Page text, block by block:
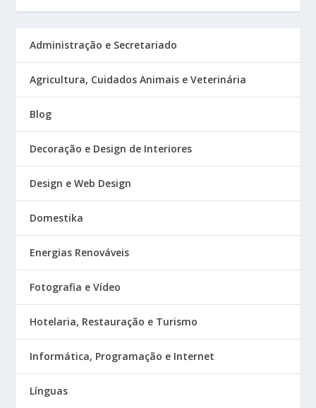
Administração e Secretariado
Agricultura, Cuidados Animais e Veterinária
Blog
Decoração e Design de Interiores
Design e Web Design
Domestika
Energias Renováveis
Fotografia e Vídeo
Hotelaria, Restauração e Turismo
Informática, Programação e Internet
Línguas